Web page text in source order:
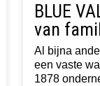
BLUE
van
Al bijna
een vaste
1878